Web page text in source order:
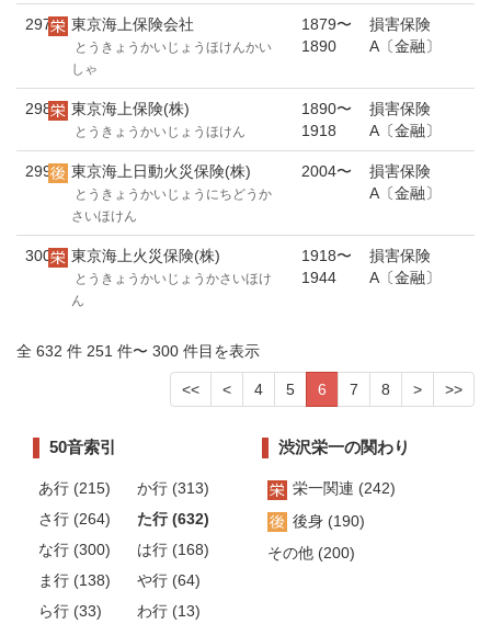
297 東京海上保険会社
とうきょうかいじょうほけんかい
しゃ
1879〜
1890
損害保険
A〔金融〕
298 東京海上保険(株)
とうきょうかいじょうほけん
1890〜
1918
損害保険
A〔金融〕
299 東京海上日動火災保険(株)
とうきょうかいじょうにちどうか
さいほけん
2004〜
損害保険
A〔金融〕
300 東京海上火災保険(株)
とうきょうかいじょうかさいほけ
ん
1918〜
1944
損害保険
A〔金融〕
全 632 件 251 件〜 300 件目を表示
<< < 4 5 6 7 8 > >>
50音索引
あ行 (215)
か行 (313)
さ行 (264)
た行 (632)
な行 (300)
は行 (168)
ま行 (138)
や行 (64)
ら行 (33)
わ行 (13)
渋沢栄一の関わり
栄一関連 (242)
後身 (190)
その他 (200)